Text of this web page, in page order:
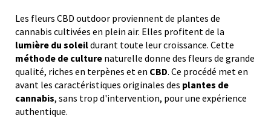
Les fleurs CBD outdoor proviennent de plantes de
cannabis cultivées en plein air. Elles profitent de la
lumière du soleildurant toute leur croissance. Cette
méthode de culture naturelle donne des fleurs de grande
qualité, riches en terpènes et en CBD. Ce procédé met en
avant les caractéristiques originales des plantes de
cannabis, sans trop d'intervention, pour une expérience
authentique.